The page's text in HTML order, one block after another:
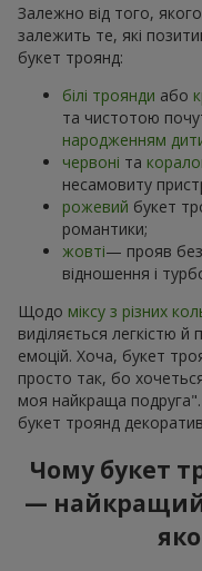
Залежно від того,
залежить те, які
букет троянд:
білі троянди або
та чистотою
народженням
червоні та
несамовиту
рожевий букет
романтики;
жовті— прояв
відношення і
Щодо міксу з різних
виділяється легкістю
емоцій. Хоча, букет
просто так, бо
моя найкраща подруга".
букет троянд
Чому букет
— найкращий